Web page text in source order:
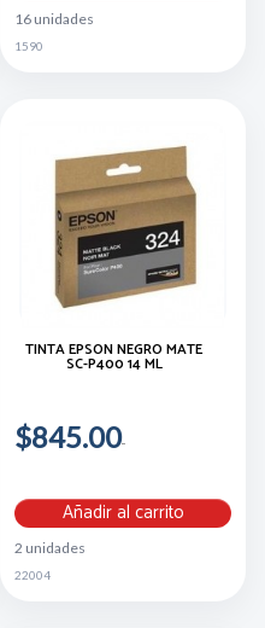
16 unidades
1590
TINTA EPSON NEGRO MATE
SC-P400 14 ML
$845.00
Añadir al carrito
2 unidades
22004